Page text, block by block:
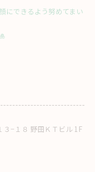
にできるよう努めてまい
−１８ 野田ＫＴビル 1F